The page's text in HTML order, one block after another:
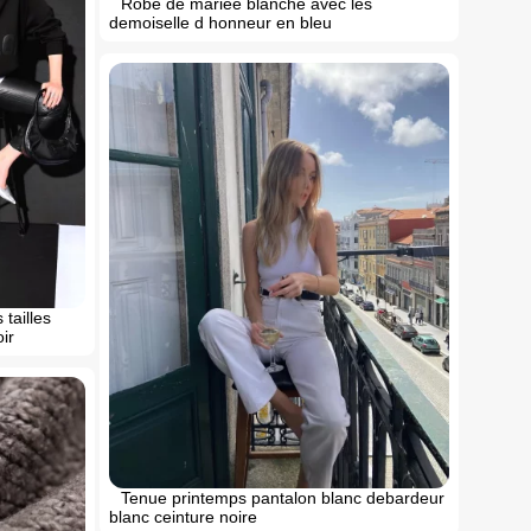
demoiselle d honneur en bleu
tailles
Tenue printemps pantalon blanc debardeur
blanc ceinture noire